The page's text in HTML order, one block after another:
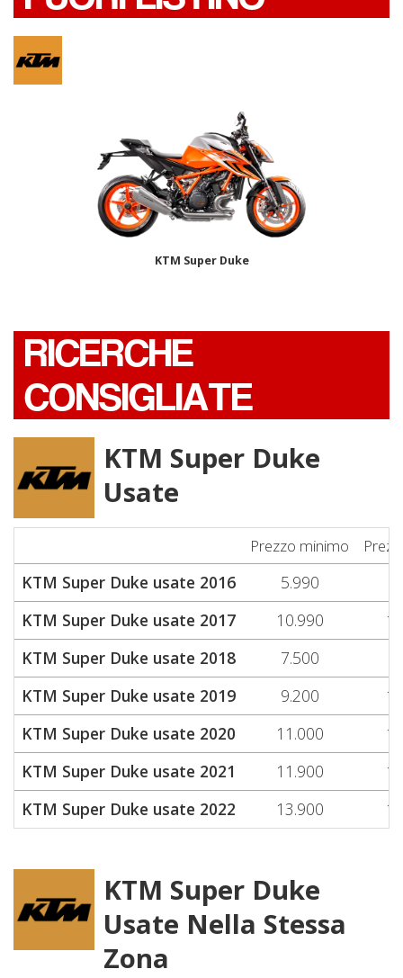
KTM Super Duke
RICERCHE
CONSIGLIATE
KTM Super Duke
Usate
Prezzo minimo
KTM Super Duke usate 2016 5.990
KTM Super Duke usate 2017
10.990
KTM Super Duke usate 2018
7.500
KTM Super Duke usate 2019
9.200
KTM Super Duke usate 2020
11.000
KTM Super Duke usate 2021
11.900
KTM Super Duke usate 2022
13.900
KTM Super Duke
Usate Nella Stessa
Zona